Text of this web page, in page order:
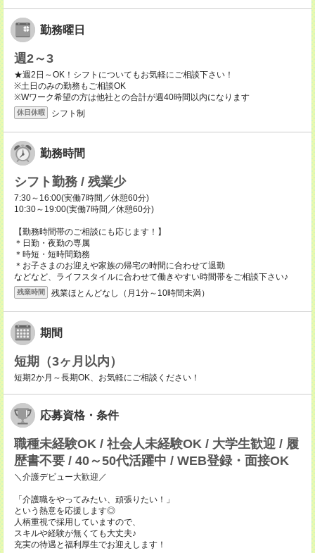
勤務曜日
週2～3
★週2日～OK！シフトについてもお気軽にご相談下さい！
※土日のみの勤務もご相談OK
※Wワーク希望の方は他社との合計が週40時間以内になります
休日休暇 シフト制
勤務時間
シフト勤務 / 残業少
7:30～16:00(実働7時間／休憩60分)
10:30～19:00(実働7時間／休憩60分)
【勤務時間帯のご相談にも応じます！】
＊日勤・夜勤の専属
＊時短・短時間勤務
＊お子さまのお迎えや家族の帰宅の時間に合わせて退勤
などなど、ライフスタイルに合わせて働きやすい時間帯をご相談下さい♪
残業時間 残業ほとんどなし（月1分～10時間未満）
期間
短期（3ヶ月以内）
短期2か月～長期OK、お気軽にご相談ください！
応募資格・条件
職種未経験OK / 社会人未経験OK / 大学生歓迎 / 履
歴書不要 / 40～50代活躍中 / WEB登録・面接OK
＼介護デビュー大歓迎／
「介護職をやってみたい、頑張りたい！」
という熱意を応援します◎
人柄重視で採用していますので、
スキルや経験が無くても大丈夫♪
充実の待遇と福利厚生でお迎えします！